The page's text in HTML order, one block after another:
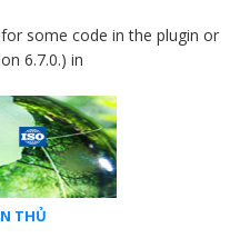
some code in the plugin or
6.7.0.) in
THỦ